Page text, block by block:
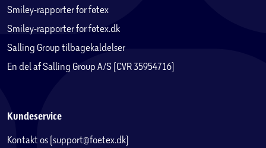
Smiley-rapporter for føtex
Smiley-rapporter for føtex.dk
Salling Group tilbagekaldelser
En del af Salling Group A/S (CVR 35954716)
Kundeservice
Kontakt os (support@foetex.dk)